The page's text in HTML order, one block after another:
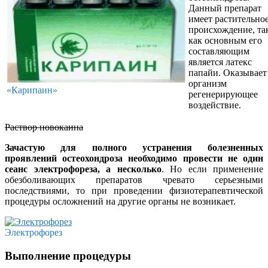
«Карипаин»
Данный препарат
имеет
происхождение,
как основным его
составляющим
является латекс
папайи.
организм
регенерирующее
воздействие.
Раствор новокаина
Зачастую для полного устранения болезненных
проявлений остеохондроза необходимо провести не один
сеанс электрофореза, а несколько. Но если применение
обезболивающих препаратов чревато серьезными
последствиями, то при проведении физиотерапевтической
процедуры осложнений на другие органы не возникает.
Электрофорез
Выполнение процедуры